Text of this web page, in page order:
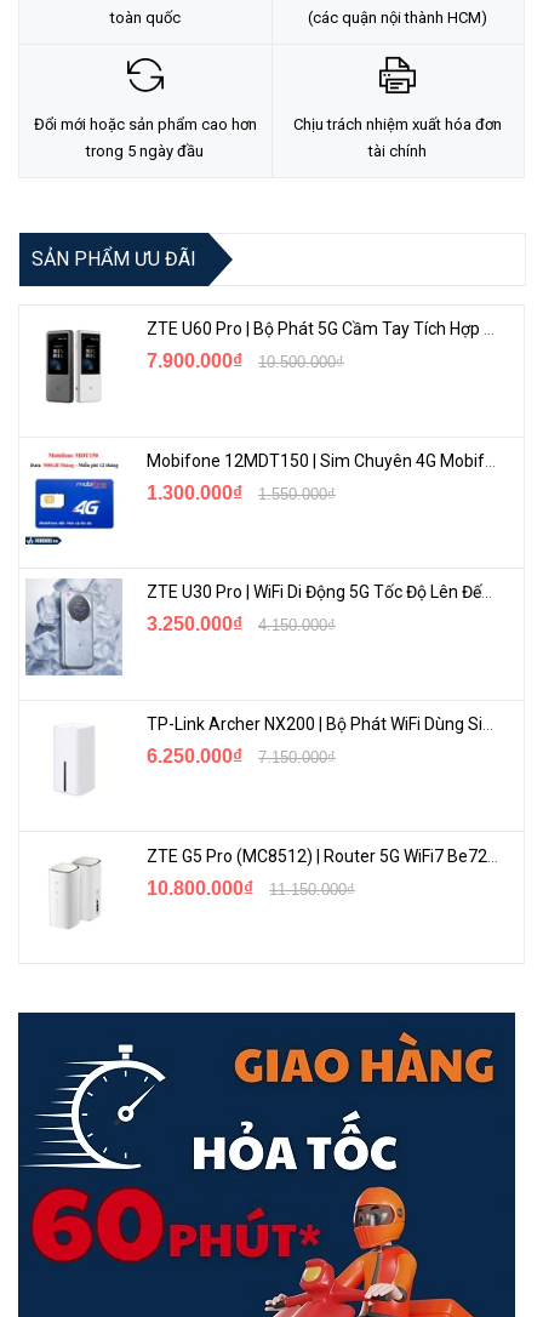
toàn quốc (các quận nội thành HCM)
Đổi mới hoặc sản phẩm cao hơn
trong 5 ngày đầu
Chịu trách nhiệm xuất hóa đơn
tài chính
SẢN PHẨM ƯU ĐÃI
ZTE U60 Pro | Bộ Phát 5G Cầm Tay Tích Hợp Công Nghệ WiFi 7, Pin 10000mAh
7.900.000₫ 10.500.000₫
1.300.000₫ 1.550.000₫
ZTE U30 Pro | WiFi Di Động 5G Tốc Độ Lên Đến 500Mbps, Màn Hình Cảm Ứng
3.250.000₫ 4.150.000₫
6.250.000₫ 7.150.000₫
10.800.000₫ 11.150.000₫